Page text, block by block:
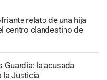
relato de una hija
centro clandestino de
Guardia: la acusada
la Justicia